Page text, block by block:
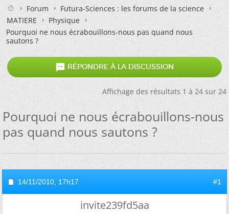
Forum
Futura-Sciences : les forums de la science
MATIERE
Physique
Pourquoi ne nous écrabouillons-nous pas quand nous
sautons ?
 RÉPONDRE À LA DISCUSSION
Affichage des résultats 1 à 24 sur 24
Pourquoi ne nous écrabouillons-nous
pas quand nous sautons ?
14/11/2010, 17h17 #1
invite239fd5aa